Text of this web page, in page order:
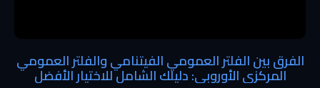
الفرق بين الفلتر العمومي الفيتنامي والفلتر العمومي
المركزي الأوروبي: دليلك الشامل للاختيار الأفضل